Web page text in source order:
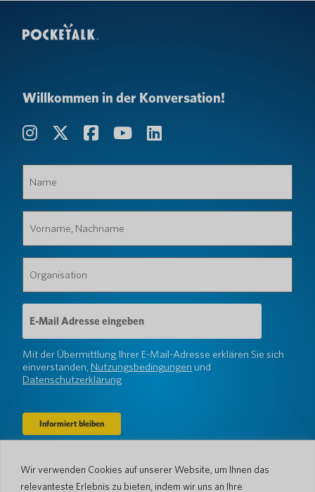
Wir verwenden Cookies auf unserer Website, um Ihnen das
relevanteste Erlebnis zu bieten, indem wir uns an Ihre
Willkommen in der Konversation!
(erforderlich)
Nachname
(erforderlich)
(erforderlich)
E-
Mail-
Adresse
(erforderlich)
Mit der Übermittlung Ihrer E-Mail-Adresse erklären Sie sich
einverstanden, Nutzungsbedingungen und
Datenschutzerklärung
Unternehmen